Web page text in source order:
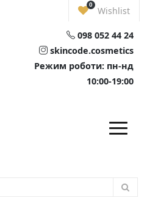
0
Wishlist
098 052 44 24
skincode.cosmetics
Режим роботи: пн-нд
10:00-19:00